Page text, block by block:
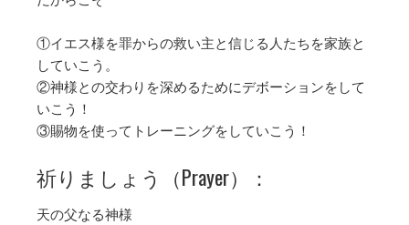
①イエス様を罪からの救い主と信じる人たちを家族と
していこう。
②神様との交わりを深めるためにデボーションをして
いこう！
③賜物を使ってトレーニングをしていこう！
祈りましょう（Prayer）：
天の父なる神様